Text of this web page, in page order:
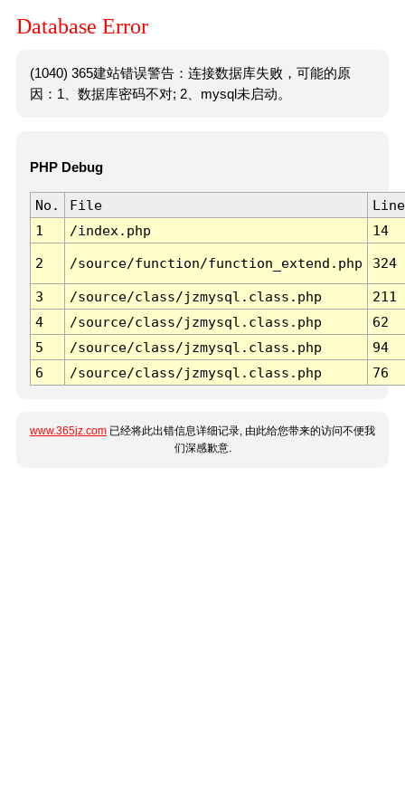
Database Error
(1040) 365建站错误警告：连接数据库失败，可能的原
因：1、数据库密码不对; 2、mysql未启动。
PHP Debug
No. File
Line
1
/index.php 14
2 /source/function/function_extend.php 324
3 /source/class/jzmysql.class.php
211
4
/source/class/jzmysql.class.php
62
5
/source/class/jzmysql.class.php
94
6
/source/class/jzmysql.class.php 76
www.365jz.com 已经将此出错信息详细记录, 由此给您带来的访问不便我
们深感歉意.